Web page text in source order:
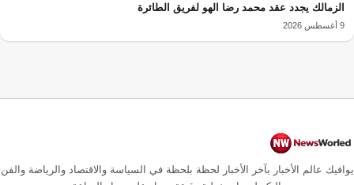
الزمالك يجدد عقد محمد رضا الهو لفريق الطائرة
9 أغسطس 2026
يوافيك عالم الأخبار بآخر الأخبار لحظة بلحظة في السياسة والاقتصاد والرياضة والفن